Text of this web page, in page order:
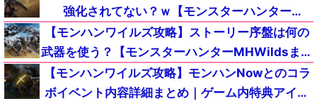
強化されてない？ｗ【モンスターハンター
MHWildsまとめ】
【モンハンワイルズ攻略】ストーリー序盤は何の
武器を使う？【モンスターハンターMHWildsまと
め】
【モンハンワイルズ攻略】モンハンNowとのコラ
ボイベント内容詳細まとめ｜ゲーム内特典アイテ